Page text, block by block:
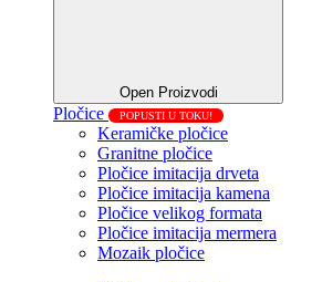
Open Proizvodi
Pločice POPUSTI U TOKU!
Keramičke pločice
Granitne pločice
Pločice imitacija drveta
Pločice imitacija kamena
Pločice velikog formata
Pločice imitacija mermera
Mozaik pločice